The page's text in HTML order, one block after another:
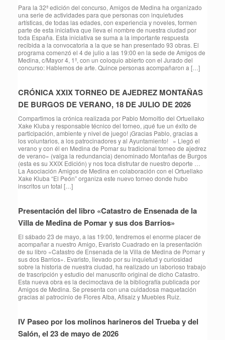
Para la 32ª edición del concurso, Amigos de Medina ha organizado
una serie de actividades para que personas con inquietudes
artísticas, de todas las edades, con experiencia y noveles, formen
parte de esta iniciativa que lleva el nombre de nuestra ciudad por
toda España. Esta iniciativa se suma a la importante respuesta
recibida a la convocatoria a la que se han presentado 93 obras. El
programa comenzó el 4 de julio a las 19:00 en la sede de Amigos de
Medina, c/Mayor 4, 1º, con un coloquio abierto con el Jurado del
concurso: Hablemos de arte. Quince personas acompañaron a […]
CRÓNICA XXIX TORNEO DE AJEDREZ MONTAÑAS
DE BURGOS DE VERANO, 18 DE JULIO DE 2026
Compartimos la crónica realizada por Pablo Momoitio del Ortuellako
Xake Kluba y responsable técnico del torneo, ¡qué fue un éxito de
participación, ambiente y nivel de juego! ¡Gracias Pablo, gracias a
los voluntarios, a los patrocinadores y al Ayuntamiento! » Llegó el
verano y con él en Medina de Pomar su tradicional torneo de ajedrez
de verano» (valga la redundancia) denominado Montañas de Burgos
(esta es su XXIX Edición) y nos toca disfrutar de nuestro deporte …
La Asociación Amigos de Medina en colaboración con el Ortuellako
Xake Kluba “El Peón” organiza este nuevo torneo donde hubo
inscritos un total […]
Presentación del libro «Catastro de Ensenada de la
Villa de Medina de Pomar y sus dos Barrios»
El sábado 23 de mayo, a las 19:00, tendremos el enorme placer de
acompañar a nuestro Amigo, Evaristo Cuadrado en la presentación
de su libro «Catastro de Ensenada de la Villa de Medina de Pomar y
sus dos Barrios». Evaristo, llevado por su inquietud y curiosidad
sobre la historia de nuestra ciudad, ha realizado un laborioso trabajo
de trascripción y estudio del manuscrito original de dicho Catastro.
Esta nueva obra es la decimoctava de la bibliografía publicada por
Amigos de Medina. Se presenta con una cuidadosa maquetación
gracias al patrocinio de Flores Alba, Afisaiz y Muebles Ruiz.
IV Paseo por los molinos harineros del Trueba y del
Salón, el 23 de mayo de 2026